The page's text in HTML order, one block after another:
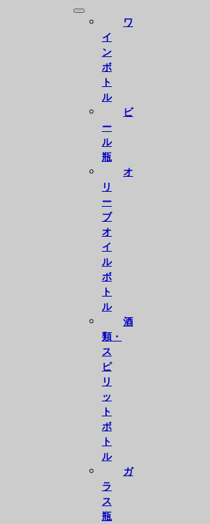
ワ
イ
ン
ボ
ト
ル
ビ
ー
ル
瓶
オ
リ
ー
ブ
オ
イ
ル
ボ
ト
ル
酒
類・
ス
ピ
リ
ッ
ト
ボ
ト
ル
ガ
ラ
ス
瓶